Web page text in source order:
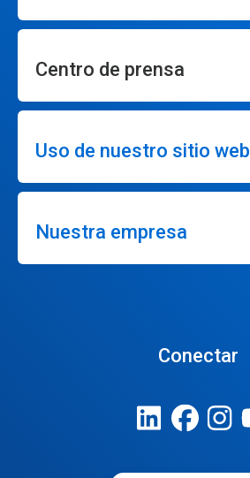
Centro de prensa
Uso de nuestro sitio web
Nuestra empresa
Conectar